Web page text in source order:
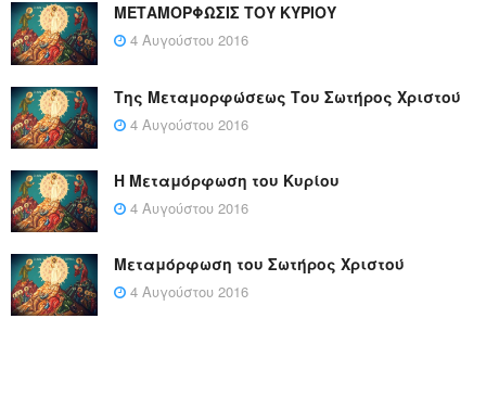
ΜΕΤΑΜΟΡΦΩΣΙΣ ΤΟΥ ΚΥΡΙΟΥ
4 Αυγούστου 2016
Της Μεταμορφώσεως Του Σωτήρος Χριστού
4 Αυγούστου 2016
Η Μεταμόρφωση του Κυρίου
4 Αυγούστου 2016
Μεταμόρφωση του Σωτήρος Χριστού
4 Αυγούστου 2016